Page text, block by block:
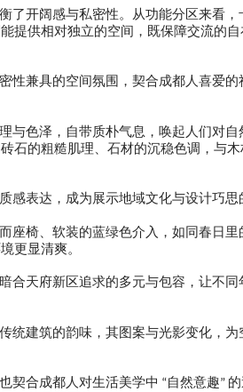
了开阔感与私密性。从功能分区来看，
提供相对独立的空间，既保障交流的自
性兼具的空间氛围，契合成都人喜爱的
与色泽，自带质朴气息，唤起人们对自
石的粗糙肌理、石材的沉稳色调，与木
感表达，成为展示地域文化与设计巧思
座椅、软装的蓝绿色介入，如同春日里
更显清爽。
合天府新区追求的多元与包容，让不同
统建筑的韵味，其图案与光影变化，为
契合成都人对生活美学中 “ 自然意趣”